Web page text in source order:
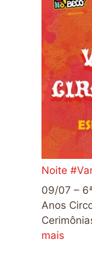
Noite
09/07 –
Anos
mais